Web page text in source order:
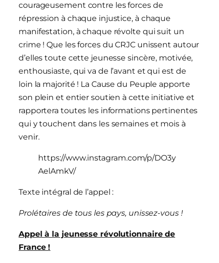
courageusement contre les forces de
répression à chaque injustice, à chaque
manifestation, à chaque révolte qui suit un
crime ! Que les forces du CRJC unissent autour
d’elles toute cette jeunesse sincère, motivée,
enthousiaste, qui va de l’avant et qui est de
loin la majorité ! La Cause du Peuple apporte
son plein et entier soutien à cette initiative et
rapportera toutes les informations pertinentes
qui y touchent dans les semaines et mois à
venir.
https://www.instagram.com/p/DO3y
AelAmkV/
Texte intégral de l’appel :
Prolétaires de tous les pays, unissez-vous !
Appel à la jeunesse révolutionnaire de
France !